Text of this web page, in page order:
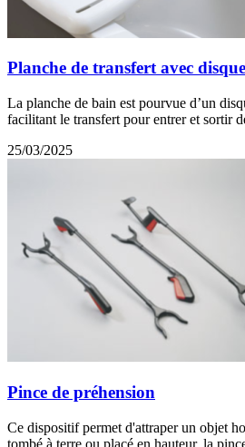
Planche de transfert avec
La planche de bain est pourvue d’un
facilitant le transfert pour entrer et sortir
25/03/2025
Pince de préhension
Ce dispositif permet d'attraper un objet
tombé à terre ou placé en hauteur, la